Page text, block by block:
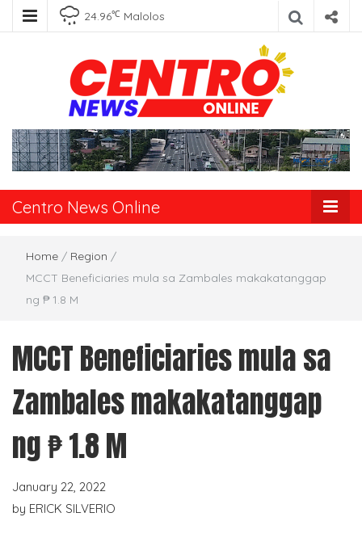
24.96℃ Malolos
Centro News
Online
Centro News Online
Home / Region /
MCCT Beneficiaries mula sa Zambales makakatanggap
ng ₱ 1.8 M
MCCT Beneficiaries mula sa
Zambales makakatanggap
ng ₱ 1.8 M
January 22, 2022
by ERICK SILVERIO